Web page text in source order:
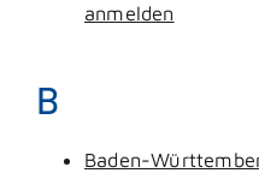
anmelden
B
Baden-